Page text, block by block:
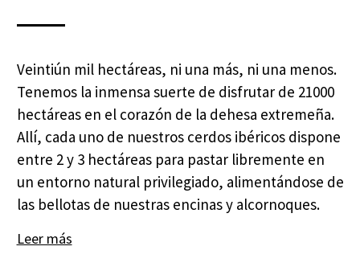
Veintiún mil hectáreas, ni una más, ni una menos.
Tenemos la inmensa suerte de disfrutar de 21000
hectáreas en el corazón de la dehesa extremeña.
Allí, cada uno de nuestros cerdos ibéricos dispone
entre 2 y 3 hectáreas para pastar libremente en
un entorno natural privilegiado, alimentándose de
las bellotas de nuestras encinas y alcornoques.
Leer más